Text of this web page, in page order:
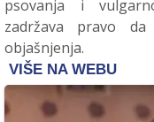
psovanja i
zadržava pravo
objašnjenja.